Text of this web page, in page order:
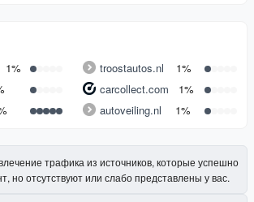
1% troostautos.nl
1%
carcollect.com
1%
autoveiling.nl 1%
трафика из источников, которые успешно
но отсутствуют или слабо представлены у вас.